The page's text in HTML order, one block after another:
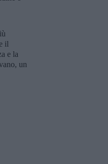
il
e la
un